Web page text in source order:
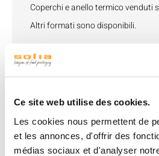
Ce site web utilise des cookies.
Les cookies nous permettent de
et les annonces, d'offrir des
médias sociaux et d'analyser
Coperchi e anello termico venduti
Altri formati sono disponibili.